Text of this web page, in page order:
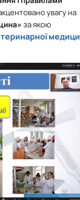
увагу на
за якою
медици